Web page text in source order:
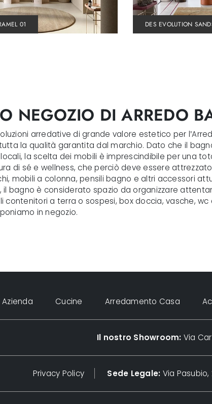
01 DES EVOLUTION
NEGOZIO DI ARREDO
arredative di grande valore estetico per
la qualità garantita dal marchio. Dato che il
la scelta dei mobili è imprescindibile per una
di sé e wellness, che perciò deve essere
mobili a colonna, pensili bagno e altri accessori
bagno è considerato spazio da organizzare
contenitori a terra o sospesi, box doccia, vasche,
in negozio.
Azienda Cucine Arredamento Casa
Il nostro Showroom: Via
Privacy Policy Sede Legale: Via